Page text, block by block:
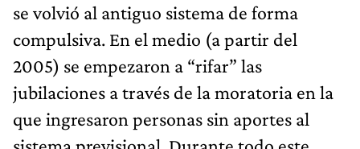
se volvió al antiguo sistema de forma
compulsiva. En el medio (a partir del
2005) se empezaron a “rifar” las
jubilaciones a través de la moratoria en la
que ingresaron personas sin aportes al